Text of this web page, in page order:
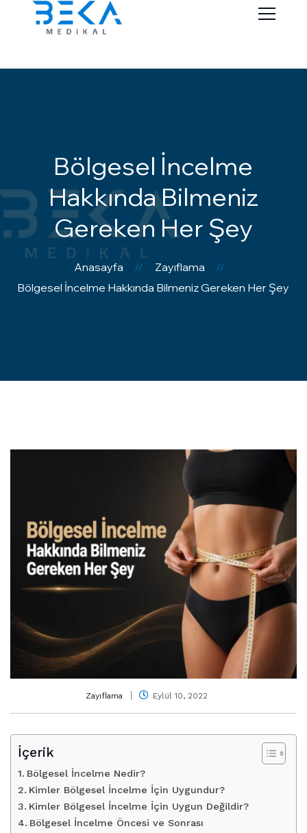
Bölgesel İncelme
Hakkında Bilmeniz
Gereken Her Şey
Anasayfa
Zayıflama
Bölgesel İncelme Hakkında Bilmeniz Gereken Her Şey
Zayıflama Eylül 10, 2022
İçerik
Bölgesel İncelme Nedir?
Kimler Bölgesel İncelme İçin Uygundur?
Kimler Bölgesel İncelme İçin Uygun Değildir?
Bölgesel İncelme Öncesi ve Sonrası